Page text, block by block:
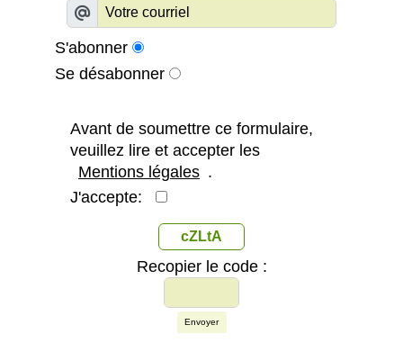
S'abonner
Se désabonner
Avant de soumettre ce formulaire,
veuillez lire et accepter les
Mentions légales .
J'accepte:
cZLtA
Recopier le code :
Envoyer